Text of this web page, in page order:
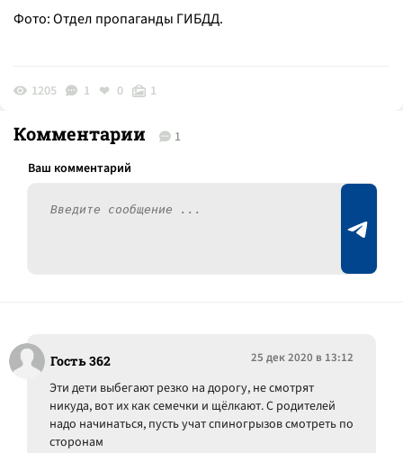
Фото: Отдел пропаганды ГИБДД.
1205 1 0 1
Комментарии 1
Гость 362 25 дек 2020 в 13:12
Эти дети выбегают резко на дорогу, не смотрят
никуда, вот их как семечки и щёлкают. С родителей
надо начинаться, пусть учат спиногрызов смотреть по
сторонам